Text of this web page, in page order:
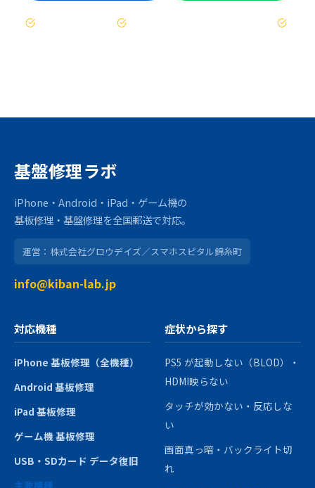
基盤修理ラボ
iPhone・Android・iPad・ゲーム機の
基板修理・基盤修理を全国郵送で対応。
運営：株式会社グロウデイズ／スマホスピタル錦糸町
info@kiban-lab.jp
対応機種
iPhone 基板修理（全機種）
Android 基板修理
iPad 基板修理
ゲーム機 基板修理
USB・SDカード データ復旧
症状から探す
PS5 が起動しない（BLOD）・
HDMI映らない
タッチが効かない・反応しな
い
画面真っ暗・バックライト切
れ